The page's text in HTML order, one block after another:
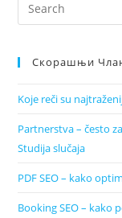
Скорашњи
Koje reči su
Partnerstva – često
Studija slučaja
PDF SEO – kako
Booking SEO – kako